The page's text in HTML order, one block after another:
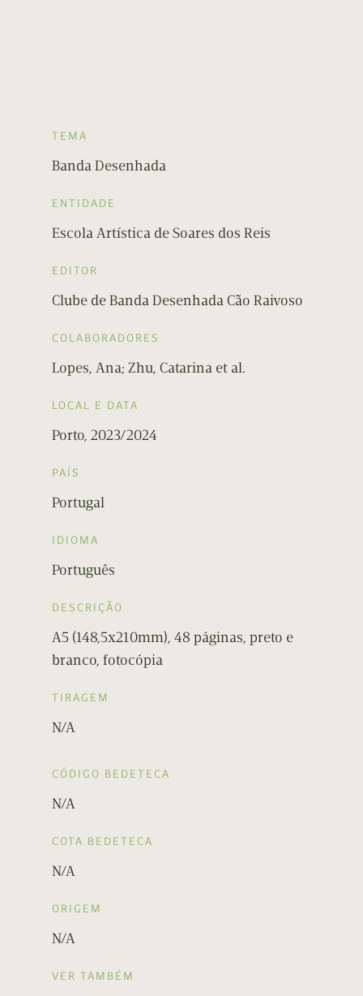
TEMA
Banda Desenhada
ENTIDADE
Escola Artística de Soares dos Reis
EDITOR
Clube de Banda Desenhada Cão Raivoso
COLABORADORES
Lopes, Ana; Zhu, Catarina et al.
LOCAL E DATA
Porto, 2023/2024
PAÍS
Portugal
IDIOMA
Português
DESCRIÇÃO
A5 (148,5x210mm), 48 páginas, preto e
branco, fotocópia
TIRAGEM
N/A
CÓDIGO BEDETECA
N/A
COTA BEDETECA
N/A
ORIGEM
N/A
VER TAMBÉM